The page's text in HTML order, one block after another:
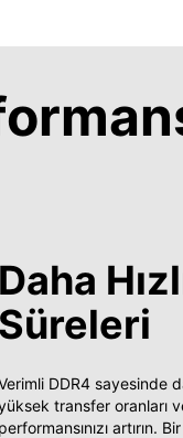
Daha
Süreleri
DDR4 sayesinde
transfer oranları
performansınızı artırın.